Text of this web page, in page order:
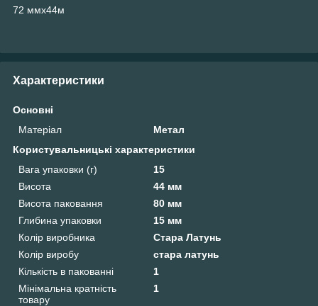
72 ммх44м
Характеристики
Основні
Матеріал
Метал
Користувальницькі характеристики
Вага упаковки (г)
15
Висота
44 мм
Висота паковання
80 мм
Глибина упаковки
15 мм
Колір виробника
Стара Латунь
Колір виробу
стара латунь
Кількість в пакованні
1
Мінімальна кратність
товару
1